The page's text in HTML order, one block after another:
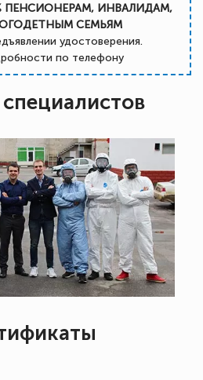
ПЕНСИОНЕРАМ, ИНВАЛИДАМ,
СЕМЬЯМ
удостоверения.
по телефону